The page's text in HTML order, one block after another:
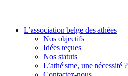
L’association belge des athées
Nos objectifs
Idées reçues
Nos statuts
L’athéisme, une nécessité ?
Contactez-nous